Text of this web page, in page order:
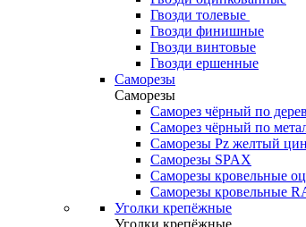
Гвозди толевые
Гвозди финишные
Гвозди винтовые
Гвозди ершенные
Саморезы
Саморезы
Саморез чёрный по
Саморез чёрный по
Саморезы Pz желтый
Саморезы SPAX
Саморезы кровельные
Саморезы кровельные
Уголки крепёжные
Уголки крепёжные